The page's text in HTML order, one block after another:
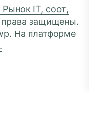
IT, софт,
права защищены.
На платформе